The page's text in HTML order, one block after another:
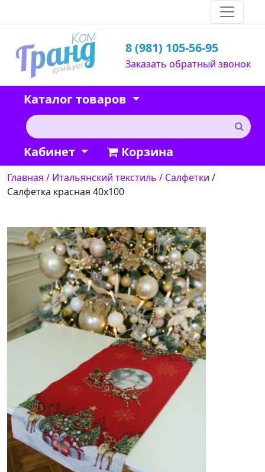
8 (981) 105-56-95
Заказать обратный звонок
Каталог товаров
Кабинет Корзина
Главная / Итальянский текстиль / Салфетки /
Салфетка красная 40х100